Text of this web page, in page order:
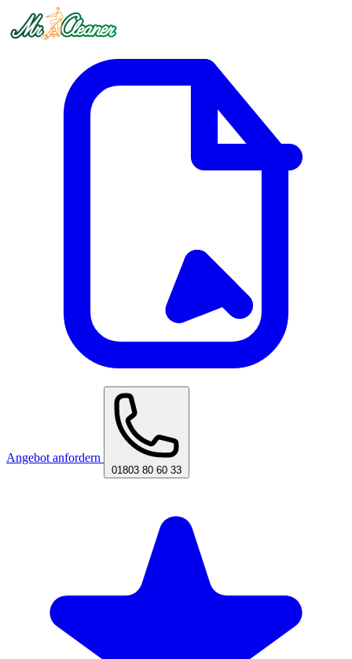
Angebot anfordern
01803 80 60 33